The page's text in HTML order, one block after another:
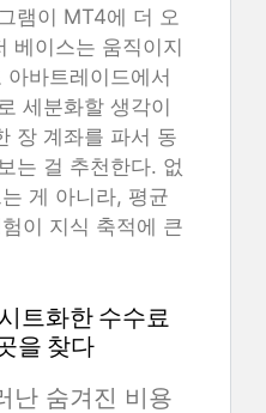
램이 MT4에 더 오
베이스는 움직이지
바트레이드에서
세분화할 생각이
장 계좌를 파서 동
는 걸 추천한다. 없
게 아니라, 평균
이 지식 축적에 큰
트화한 수수료
을 찾다
난 숨겨진 비용